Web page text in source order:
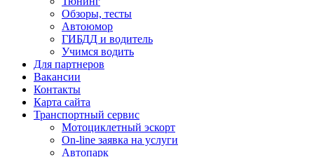
Обзоры, тесты
Автоюмор
ГИБДД и водитель
Учимся водить
Для партнеров
Вакансии
Контакты
Карта сайта
Транспортный сервис
Мотоциклетный эскорт
On-line заявка на услуги
Автопарк